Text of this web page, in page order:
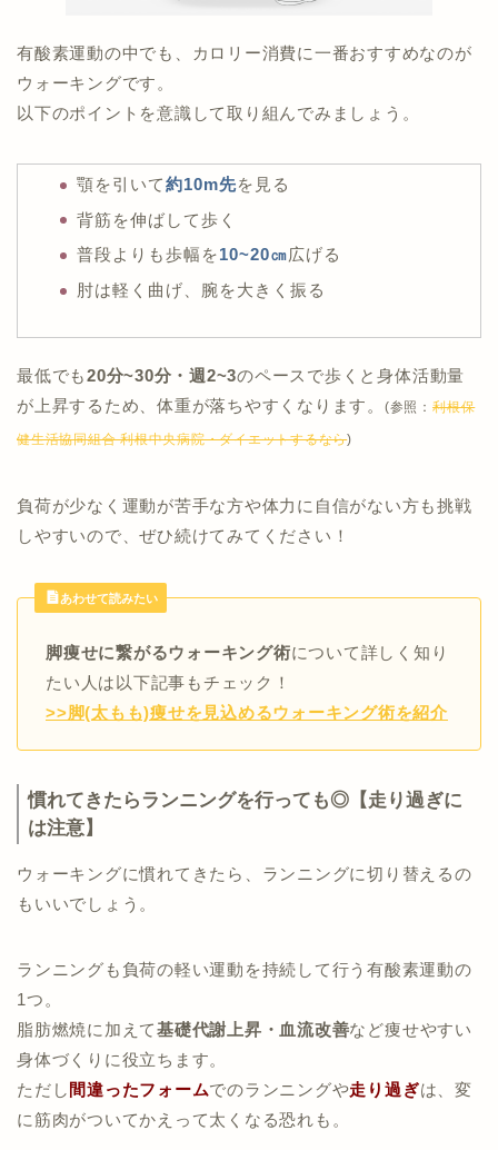
有酸素運動の中でも、カロリー消費に一番おすすめなのが
ウォーキングです。
以下のポイントを意識して取り組んでみましょう。
顎を引いて約10m先を見る
背筋を伸ばして歩く
普段よりも歩幅を10~20㎝広げる
肘は軽く曲げ、腕を大きく振る
最低でも20分~30分・週2~3のペースで歩くと身体活動量
が上昇するため、体重が落ちやすくなります。
(参照：利根保
健生活協同組合 利根中央病院・ダイエットするなら)
負荷が少なく運動が苦手な方や体力に自信がない方も挑戦
しやすいので、ぜひ続けてみてください！
あわせて読みたい
脚痩せに繋がるウォーキング術について詳しく知り
たい人は以下記事もチェック！
>>脚(太もも)痩せを見込めるウォーキング術を紹介
慣れてきたらランニングを行っても◎【走り過ぎに
は注意】
ウォーキングに慣れてきたら、ランニングに切り替えるの
もいいでしょう。
ランニングも負荷の軽い運動を持続して行う有酸素運動の
1つ。
脂肪燃焼に加えて基礎代謝上昇・血流改善など痩せやすい
身体づくりに役立ちます。
ただし 間違ったフォームでのランニングや走り過ぎは、変
に筋肉がついてかえって太くなる恐れも。